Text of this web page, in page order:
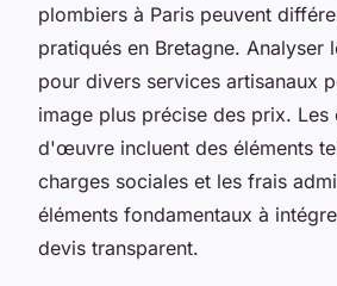
plombiers à Paris peuvent
pratiqués en Bretagne. Analyser
pour divers services artisanaux
image plus précise des prix.
d'œuvre incluent des éléments
charges sociales et les frais
éléments fondamentaux à
devis transparent.